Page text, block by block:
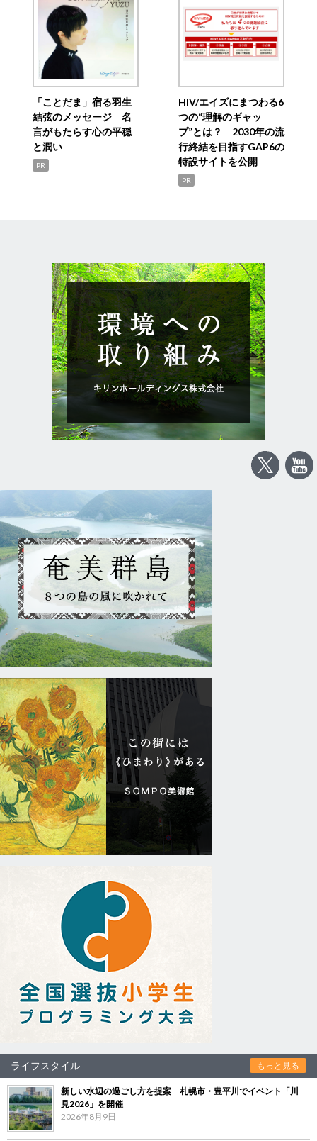
「ことだま」宿る羽生
結弦のメッセージ 名
言がもたらす心の平穏
と潤い
PR
HIV/エイズにまつわる6
つの“理解のギャッ
プ”とは？ 2030年の流
行終結を目指すGAP6の
特設サイトを公開
PR
ライフスタイル もっと見る
新しい水辺の過ごし方を提案 札幌市・豊平川でイベント「川
見2026」を開催
2026年8月9日